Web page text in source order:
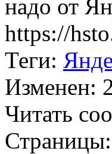
надо от
https://
Теги:
Изменен:
Читать
Страницы: